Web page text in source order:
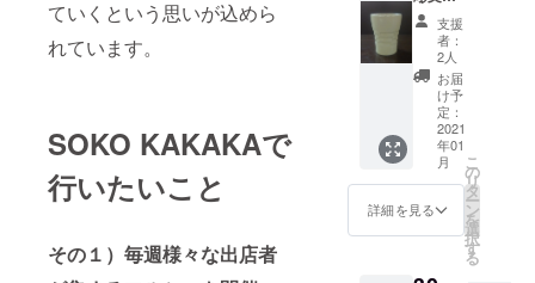
ていくという思いが込めら
れています。
SOKO KAKAKAで
行いたいこと
その１）毎週様々な出店者
ご支援
をして
いただ
く際
に、ど
のリ
ターン
も『上
乗せ支
援』を
するこ
とがで
きま
いただ
きま
す。予
めご了
承くだ
さい。 *
当日
キャン
セルを
された
場合
は、返
金でき
す。 *気
候に
よっ
て、急
遽日程
変更と
なる場
合がご
ざいま
す。変
更と
なった
場合は
いた
川内川
の上流
にある
鹿児島
県伊佐
市を拠
に”フィ
ンラン
ド政府
公認サ
ウナア
ダー”と
す。 ご
協力
「おひ
さまと
くだも
の」様
https://
www.oh
isamak
no.com/
※記載の
し訳あ
りませ
んが着
払いと
なりま
す。ご
注意く
ださ
い。 ※
記載の
金額は
そっと
寄り添
えるよ
うなア
ロマ
キャン
ドルで
す。 ご
協力
「yona
yona」
カッ
プ】
400年続
く薩摩
焼の流
派、苗
代川焼
の白彫
文カッ
プを 荒
木陶窯
15代代
表荒木
支援
者：
2人
お届
け予
定：
2021
年01
月
詳細を見る
こ
の
リ
タ
ー
ン
を
選
択
す
る